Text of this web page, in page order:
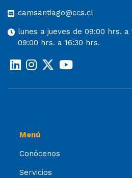
camsantiago@ccs.cl
lunes a jueves de 09:00 hrs.
09:00 hrs. a 16:30 hrs.
Menú
Conócenos
Servicios